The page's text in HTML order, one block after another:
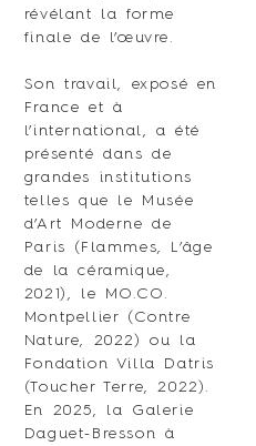
révélant la forme
finale de l’œuvre.
Son travail, exposé en
France et à
l’international, a été
présenté dans de
grandes institutions
telles que le Musée
d’Art Moderne de
Paris (Flammes, L’âge
de la céramique,
2021), le MO.CO.
Montpellier (Contre
Nature, 2022) ou la
Fondation Villa Datris
(Toucher Terre, 2022).
En 2025, la Galerie
Daguet-Bresson à